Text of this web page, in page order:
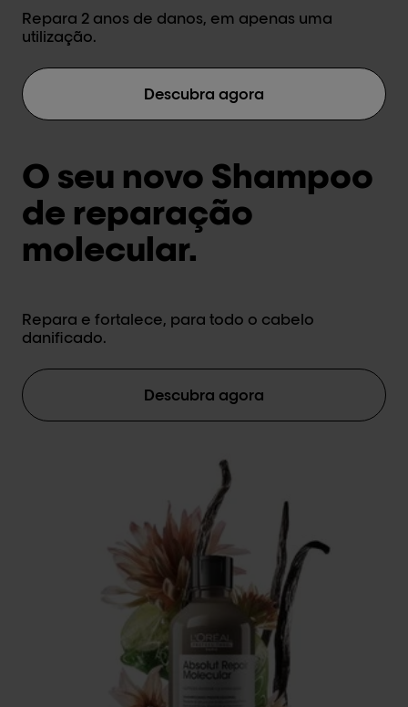
Repara 2 anos de danos, em apenas uma
utilização.
Descubra agora
O seu novo Shampoo
de reparação
molecular.
Repara e fortalece, para todo o cabelo
danificado.
Descubra agora